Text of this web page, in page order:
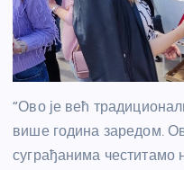
“Ово је већ
више година заредом.
суграђанима честитамо